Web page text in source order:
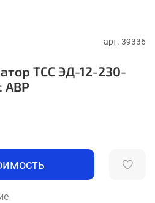
арт. 39336
ТСС ЭД-12-230-
АВР